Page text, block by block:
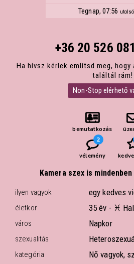
Tegnap, 07:56
+36 20 526
Ha hívsz kérlek említsd meg, hogy
találtál rám!
Non-Stop elérhető
bemutatkozás
2
vélemény
Kamera szex is
ilyen vagyok egy kedves
életkor 35 év - ♓
város Napkor
szexualitás
kategória Nő vagyok,